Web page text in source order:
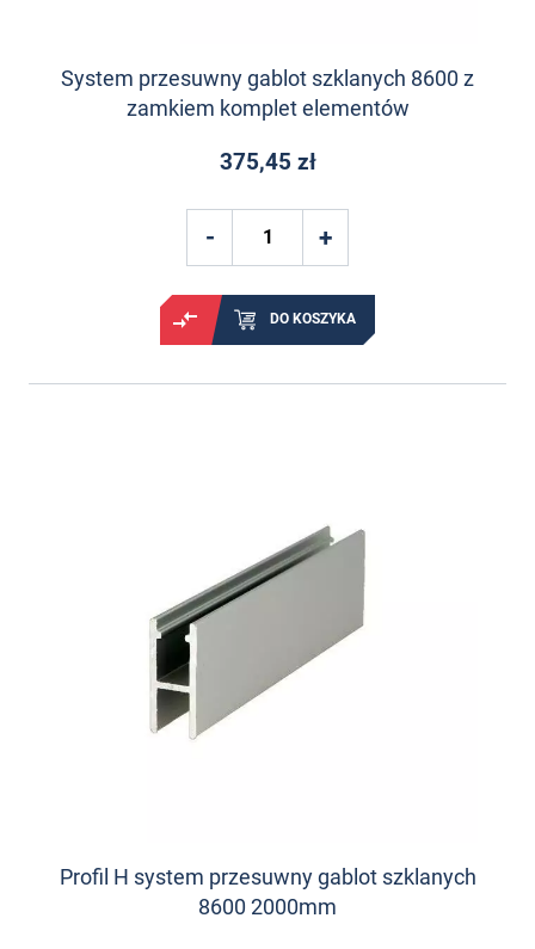
System przesuwny gablot szklanych 8600 z
zamkiem komplet elementów
375,45 zł
DO KOSZYKA
Profil H system przesuwny gablot szklanych
8600 2000mm